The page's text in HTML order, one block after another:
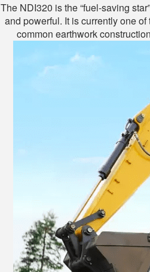
The NDI320 is the “fuel-saving
and powerful. It is currently one
common earthwork